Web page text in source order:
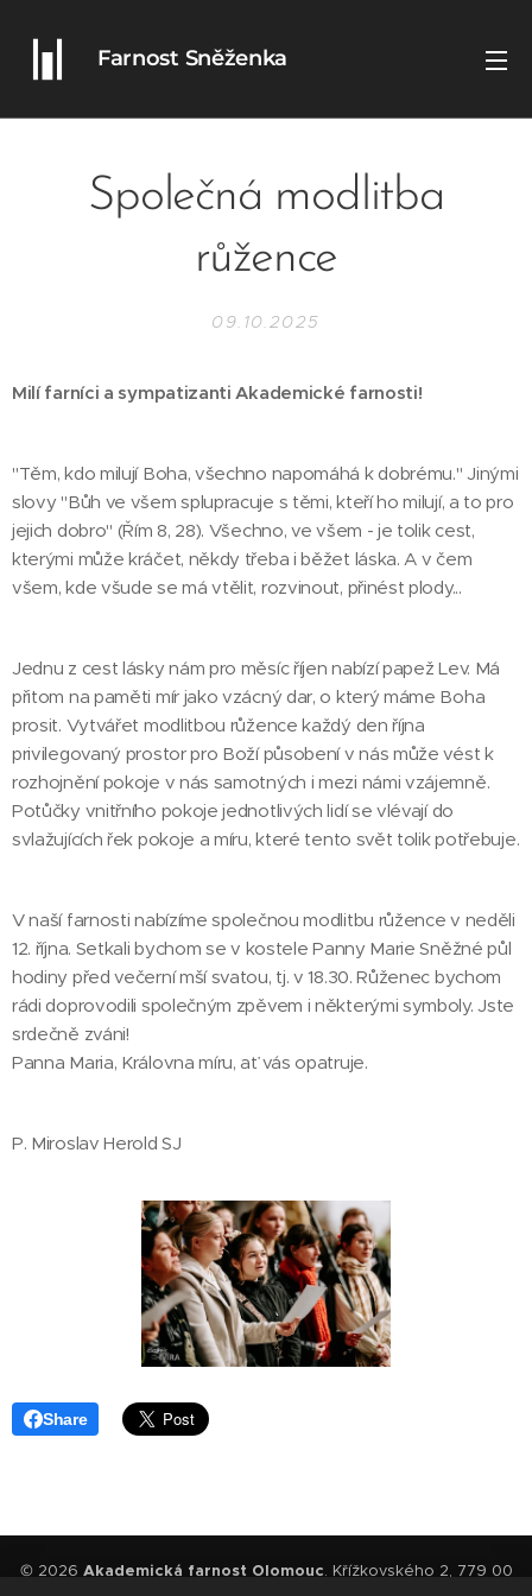
Farnost Sněženka
Společná modlitba
růžence
09.10.2025
Milí farníci a sympatizanti Akademické farnosti!
"Těm, kdo milují Boha, všechno napomáhá k dobrému." Jinými
slovy "Bůh ve všem splupracuje s těmi, kteří ho milují, a to pro
jejich dobro" (Řím 8, 28). Všechno, ve všem - je tolik cest,
kterými může kráčet, někdy třeba i běžet láska. A v čem
všem, kde všude se má vtělit, rozvinout, přinést plody...
Jednu z cest lásky nám pro měsíc říjen nabízí papež Lev. Má
přitom na paměti mír jako vzácný dar, o který máme Boha
prosit. Vytvářet modlitbou růžence každý den října
privilegovaný prostor pro Boží působení v nás může vést k
rozhojnění pokoje v nás samotných i mezi námi vzájemně.
Potůčky vnitřního pokoje jednotlivých lidí se vlévají do
svlažujících řek pokoje a míru, které tento svět tolik potřebuje.
V naší farnosti nabízíme společnou modlitbu růžence v neděli
12. října. Setkali bychom se v kostele Panny Marie Sněžné půl
hodiny před večerní mší svatou, tj. v 18.30. Růženec bychom
rádi doprovodili společným zpěvem i některými symboly. Jste
srdečně zváni!
Panna Maria, Královna míru, ať vás opatruje.
P. Miroslav Herold SJ
Share
© 2026 Akademická farnost Olomouc. Křížkovského 2, 779 00